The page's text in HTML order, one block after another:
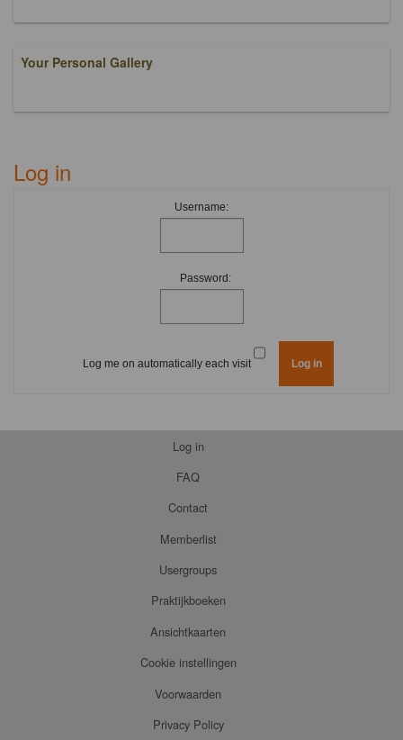
Your Personal Gallery
Log in
Username:
Password:
Log me on automatically each visit
Log in
FAQ
Contact
Memberlist
Usergroups
Praktijkboeken
Ansichtkaarten
Cookie instellingen
Voorwaarden
Privacy Policy